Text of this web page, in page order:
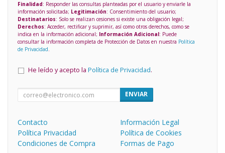
Finalidad: Responder las consultas planteadas por el usuario y enviarle la
información solicitada; Legitimación: Consentimiento del usuario;
Destinatarios: Solo se realizan cesiones si existe una obligación legal;
Derechos: Acceder, rectificar y suprimir, así como otros derechos, como se
indica en la información adicional; Información Adicional: Puede
consultar la información completa de Protección de Datos en nuestra Política
de Privacidad.
He leído y acepto la Política de Privacidad.
ENVIAR
Contacto
Información Legal
Política Privacidad
Política de Cookies
Condiciones de Compra
Formas de Pago